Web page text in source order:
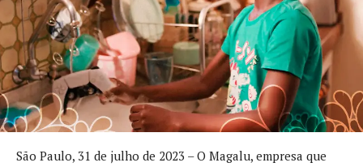
São Paulo, 31 de julho de 2023 – O Magalu, empresa que